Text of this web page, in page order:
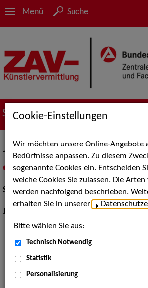
Menü Suche
Suche nach Künstler*innen
Julius Christodulow
inMeine Merklistelegen
Schauspiel:Bühne
Jahrgang:
Cookie-Einstellungen
Wir möchten unsere Online-Angebote
Bedürfnisse anpassen. Zu diesem
sogenannte Cookies ein. Entscheiden
welche Cookies Sie zulassen. Die Arten
werden nachfolgend beschrieben.
erhalten Sie in unserer
Bitte wählen Sie aus:
Technisch Notwendig
Statistik
Personalisierung